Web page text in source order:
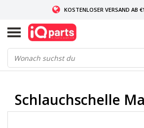
KOSTENLOSER VERSAND AB
WENN AUF LAGER: VOR 14:00 UHR BESTELLT,
WELTWEITE LIEFERUNG
Schlauchschelle